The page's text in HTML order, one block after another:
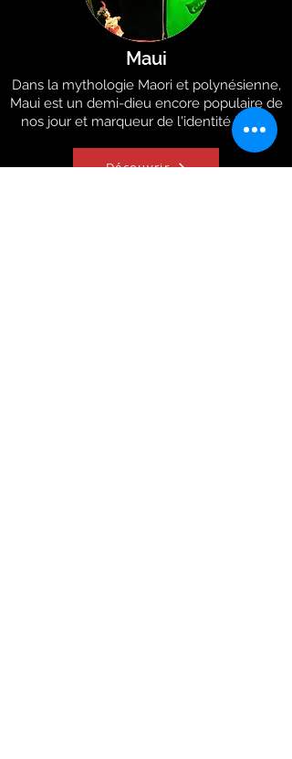
Maui
Dans la mythologie Maori et polynésienne,
Maui est un demi-dieu encore populaire de
nos jour et marqueur de l'identité Maori.
Découvrir